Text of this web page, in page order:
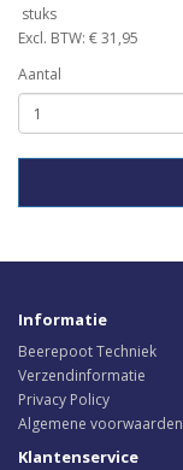
stuks
Excl. BTW: € 31,95
Aantal
Informatie
Beerepoot Techniek
Verzendinformatie
Privacy Policy
Algemene voorwaarden
Klantenservice